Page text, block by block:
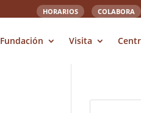
HORARIOS COLABORA
Fundación Visita